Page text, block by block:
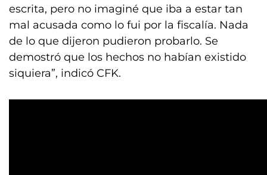
escrita, pero no imaginé que iba a estar tan
mal acusada como lo fui por la fiscalía. Nada
de lo que dijeron pudieron probarlo. Se
demostró que los hechos no habían existido
siquiera”, indicó CFK.